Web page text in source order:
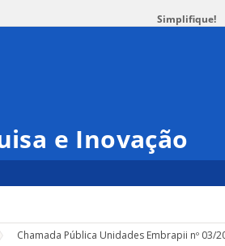
Simplifique!
e Inovação
Chamada Pública Unidades Embrapii nº 03/